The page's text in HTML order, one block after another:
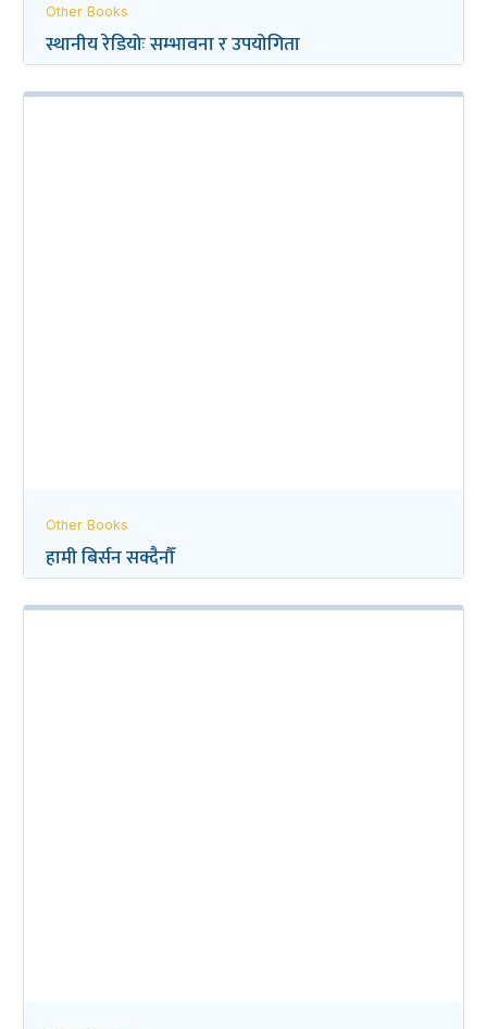
Other Books
स्थानीय रेडियोः सम्भावना र उपयोगिता
Other Books
हामी बिर्सन सक्दैनौँ